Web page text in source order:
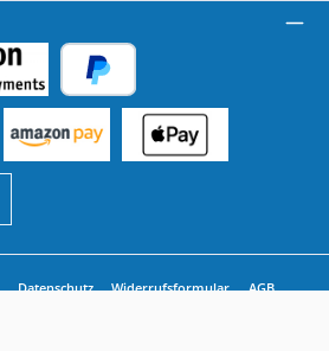
Später Bezahlen
Benutzerdefiniertes Bild 1
Datenschutz Widerrufsformular
AGB